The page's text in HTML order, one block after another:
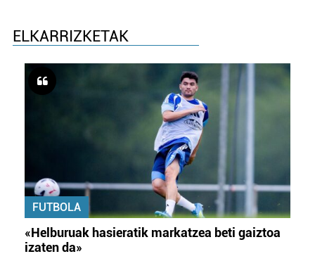
ELKARRIZKETAK
FUTBOLA
«Helburuak hasieratik markatzea beti gaiztoa
izaten da»